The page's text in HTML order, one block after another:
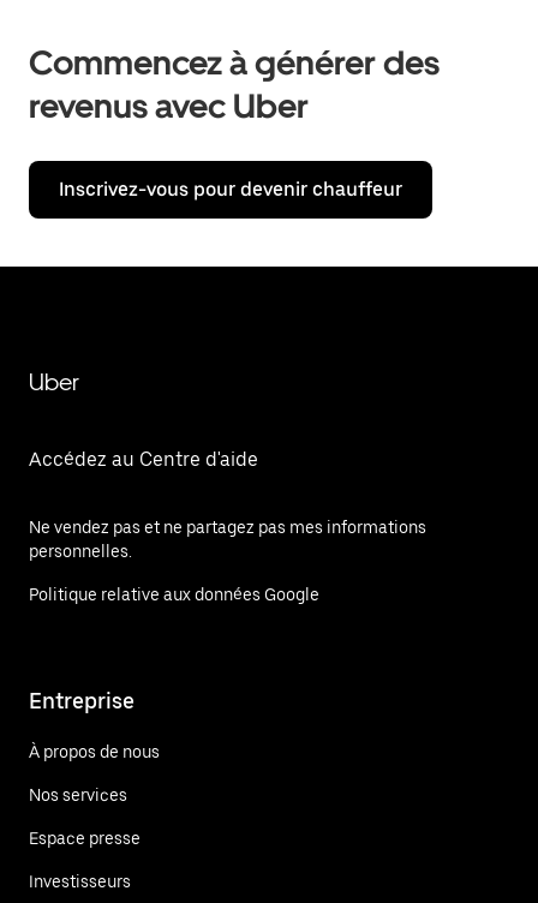
Commencez à générer des
revenus avec Uber
Inscrivez-vous pour devenir chauffeur
Uber
Accédez au Centre d'aide
Ne vendez pas et ne partagez pas mes informations
personnelles.
Politique relative aux données Google
Entreprise
À propos de nous
Nos services
Espace presse
Investisseurs